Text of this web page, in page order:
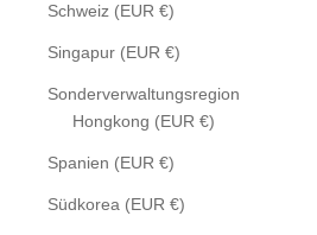
Schweiz (EUR €)
Singapur (EUR €)
Sonderverwaltungsregion
Hongkong (EUR €)
Spanien (EUR €)
Südkorea (EUR €)